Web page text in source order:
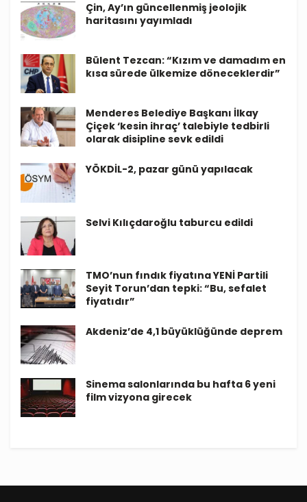
Çin, Ay’ın güncellenmiş jeolojik
haritasını yayımladı
Bülent Tezcan: “Kızım ve damadım en
kısa sürede ülkemize döneceklerdir”
Menderes Belediye Başkanı İlkay
Çiçek ‘kesin ihraç’ talebiyle tedbirli
olarak disipline sevk edildi
YÖKDİL-2, pazar günü yapılacak
Selvi Kılıçdaroğlu taburcu edildi
TMO’nun fındık fiyatına YENİ Partili
Seyit Torun’dan tepki: “Bu, sefalet
fiyatıdır”
Akdeniz’de 4,1 büyüklüğünde deprem
Sinema salonlarında bu hafta 6 yeni
film vizyona girecek